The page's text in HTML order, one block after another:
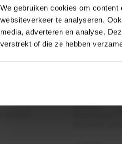
We gebruiken cookies om
websiteverkeer te analyseren.
media, adverteren en analyse.
verstrekt of die ze hebben
Rotator
Ø17mm